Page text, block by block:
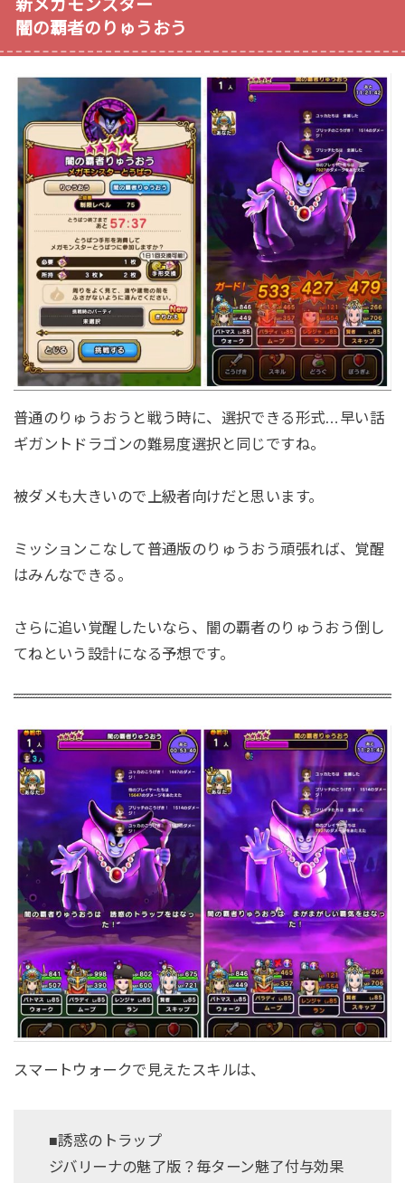
新メガモンスター
闇の覇者のりゅうおう
普通のりゅうおうと戦う時に、選択できる形式…早い話
ギガントドラゴンの難易度選択と同じですね。
被ダメも大きいので上級者向けだと思います。
ミッションこなして普通版のりゅうおう頑張れば、覚醒
はみんなできる。
さらに追い覚醒したいなら、闇の覇者のりゅうおう倒し
てねという設計になる予想です。
スマートウォークで見えたスキルは、
■誘惑のトラップ
ジバリーナの魅了版？毎ターン魅了付与効果